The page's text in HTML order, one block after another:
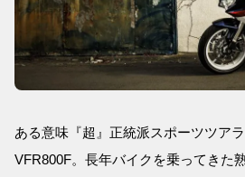
ある意味『超』正統派スポーツツア
VFR800F。長年バイクを乗ってきた